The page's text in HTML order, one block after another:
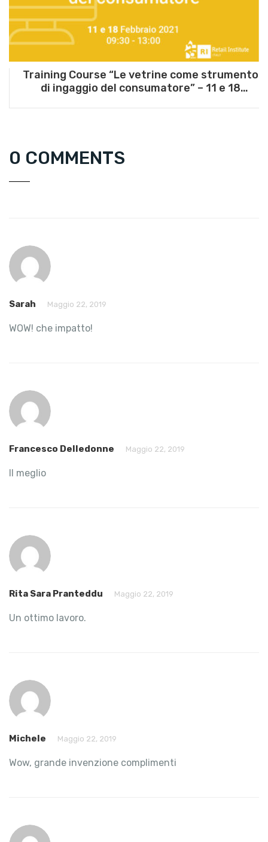
Training Course “Le vetrine come strumento
di ingaggio del consumatore” – 11 e 18
0 COMMENTS
Sarah Maggio 22, 2019
WOW! che impatto!
Francesco Delledonne Maggio 22, 2019
Il meglio
Rita Sara Pranteddu Maggio 22, 2019
Un ottimo lavoro.
Michele Maggio 22, 2019
Wow, grande invenzione complimenti